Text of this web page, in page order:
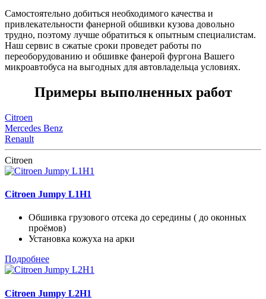
Самостоятельно добиться необходимого качества и
привлекательности фанерной обшивки кузова довольно
трудно, поэтому лучше обратиться к опытным специалистам.
Наш сервис в сжатые сроки проведет работы по
переоборудованию и обшивке фанерой фургона Вашего
микроавтобуса на выгодных для автовладельца условиях.
Примеры выполненных работ
Citroen
Mercedes Benz
Renault
Citroen
Citroen Jumpy L1H1
Обшивка грузового отсека до середины ( до оконных
проёмов)
Установка кожуха на арки
Подробнее
Citroen Jumpy L2H1